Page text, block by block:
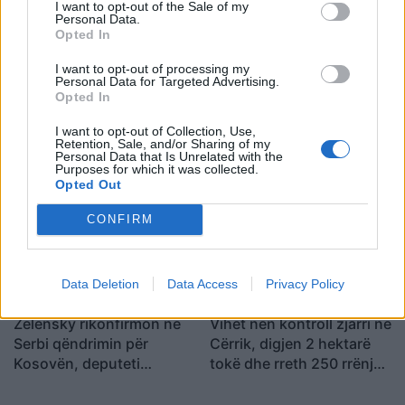
I want to opt-out of the Sale of my
Personal Data.
Opted In
I want to opt-out of processing my
Personal Data for Targeted Advertising.
Opted In
I want to opt-out of Collection, Use,
Retention, Sale, and/or Sharing of my
Personal Data that Is Unrelated with the
Purposes for which it was collected.
Opted Out
CONFIRM
Data Deletion Data Access Privacy Policy
Shtuarmë23.09.2021 11:22
Tags:
Lulzim Basha
Zelensky rikonfirmon në
Serbi qëndrimin për
Kosovën, deputeti
Vihet nën kontroll zjarri në
Cërrik, digjen 2 hektarë
tokë dhe rreth 250 rrënjë